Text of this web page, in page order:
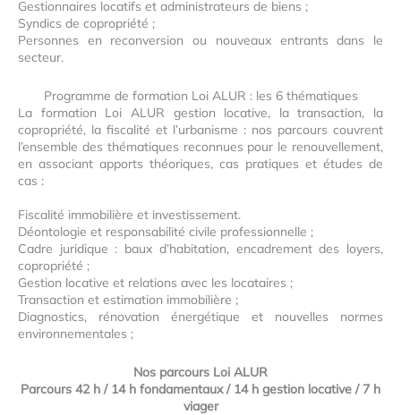
Gestionnaires locatifs et administrateurs de biens ;
Syndics de copropriété ;
Personnes en reconversion ou nouveaux entrants dans le
secteur.
Programme de formation Loi ALUR : les 6 thématiques
La formation Loi ALUR gestion locative, la transaction, la
copropriété, la fiscalité et l’urbanisme : nos parcours couvrent
l’ensemble des thématiques reconnues pour le renouvellement,
en associant apports théoriques, cas pratiques et études de
cas :
Fiscalité immobilière et investissement.
Déontologie et responsabilité civile professionnelle ;
Cadre juridique : baux d’habitation, encadrement des loyers,
copropriété ;
Gestion locative et relations avec les locataires ;
Transaction et estimation immobilière ;
Diagnostics, rénovation énergétique et nouvelles normes
environnementales ;
Nos parcours Loi ALUR
Parcours 42 h / 14 h fondamentaux / 14 h gestion locative / 7 h
viager